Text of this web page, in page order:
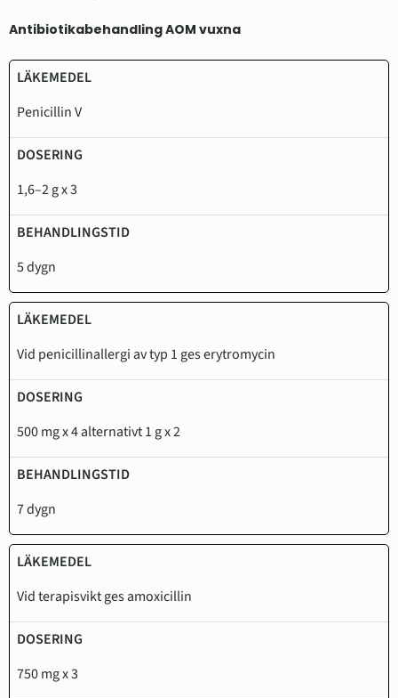
Antibiotikabehandling AOM vuxna
LäkemedelDosering
Penicillin V
1,6–2 g x 3
5 dygn
Vid penicillinallergi av typ 1 ges erytromycin
500 mg x 4 alternativt 1 g x 2
7 dygn
Vid terapisvikt ges amoxicillin
750 mg x 3